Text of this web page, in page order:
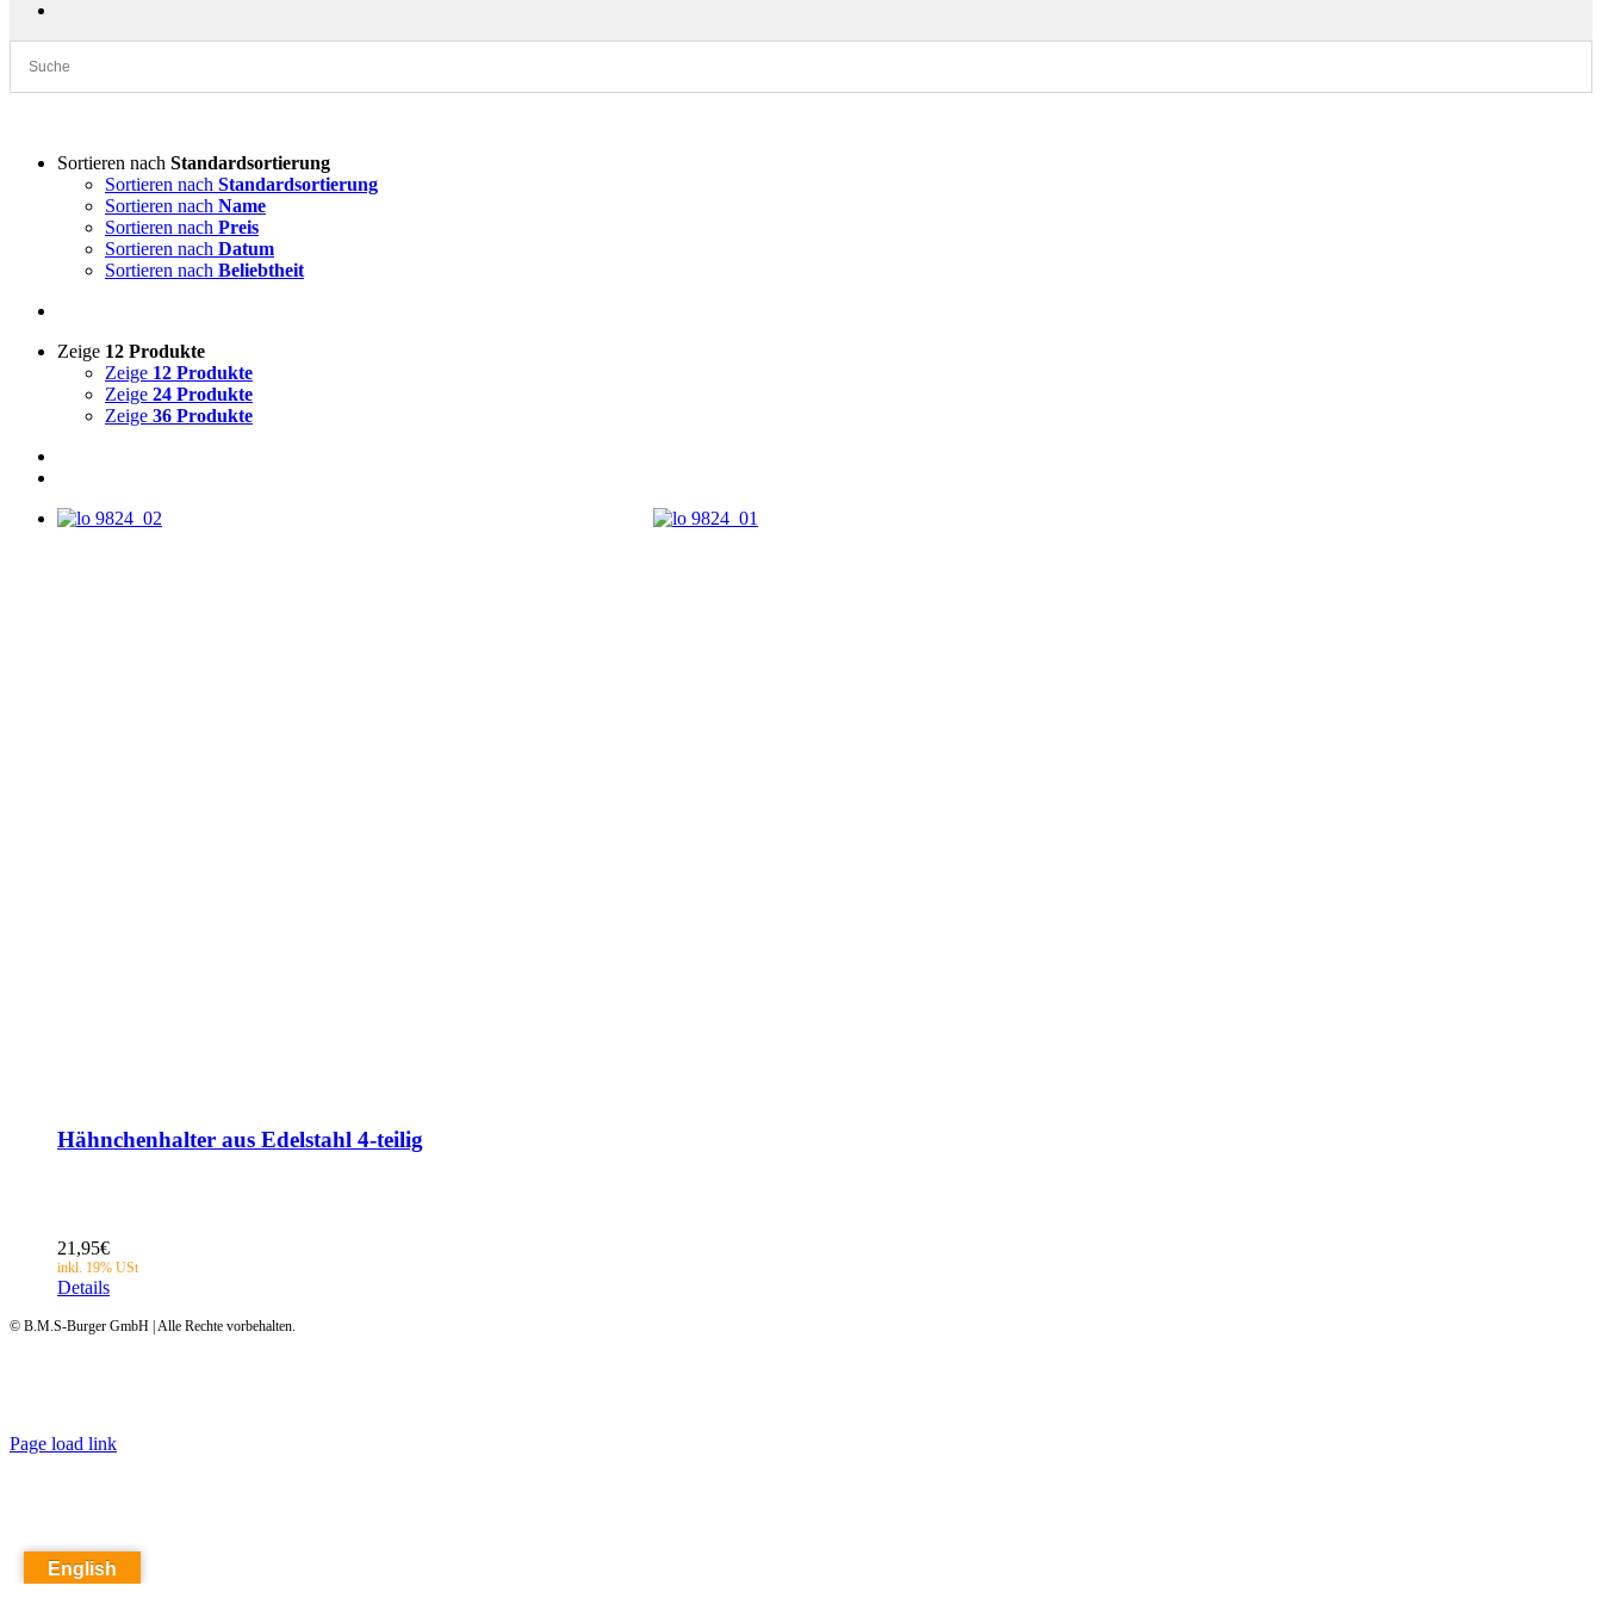
Sortieren nach Standardsortierung
Sortieren nach Standardsortierung
Sortieren nach Name
Sortieren nach Preis
Sortieren nach Datum
Sortieren nach Beliebtheit
Zeige 12 Produkte
Zeige 12 Produkte
Zeige 24 Produkte
Zeige 36 Produkte
Hähnchenhalter aus Edelstahl 4-teilig
21,95€
Details
© B.M.S-Burger GmbH | Alle Rechte vorbehalten.
Page load link
English